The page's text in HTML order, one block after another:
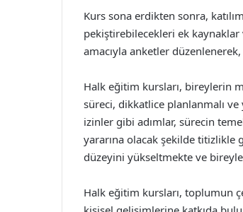
Kurs sona erdikten sonra,
pekiştirebilecekleri ek kaynaklar
amacıyla anketler
Halk eğitim kursları, bireylerin
süreci, dikkatlice planlanmalı
izinler gibi adımlar, sürecin
yararına olacak şekilde
düzeyini yükseltmekte ve
Halk eğitim kursları, toplumun